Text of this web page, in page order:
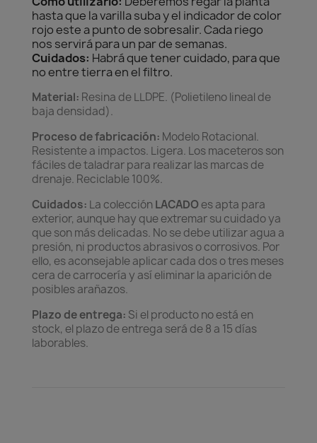
hasta que la varilla suba y el indicador de color
rojo este a punto de sobresalir. Cada riego
nos servirá para un par de semanas.
Cuidados: Habrá que tener cuidado, para que
no entre tierra en el filtro.
Material: Resina de LLDPE. (Polietileno lineal de
baja densidad).
Proceso de fabricación: Modelo Rotacional.
Resistente a impactos. Ligera. Los maceteros son
fáciles de taladrar para realizar las marcas de
drenaje. Reciclable 100%.
Cuidados: La colección LACADO es apta para
exterior, aunque hay que extremar su cuidado ya
que son más delicadas. No se debe utilizar agua a
presión, ni productos abrasivos o corrosivos. Por
ello, es aconsejable aplicar cada dos o tres meses
cera de carrocería y así eliminar la aparición de
posibles arañazos.
Plazo de entrega: Si el producto no está en
stock, el plazo de entrega será de 8 a 15 días
laborables.